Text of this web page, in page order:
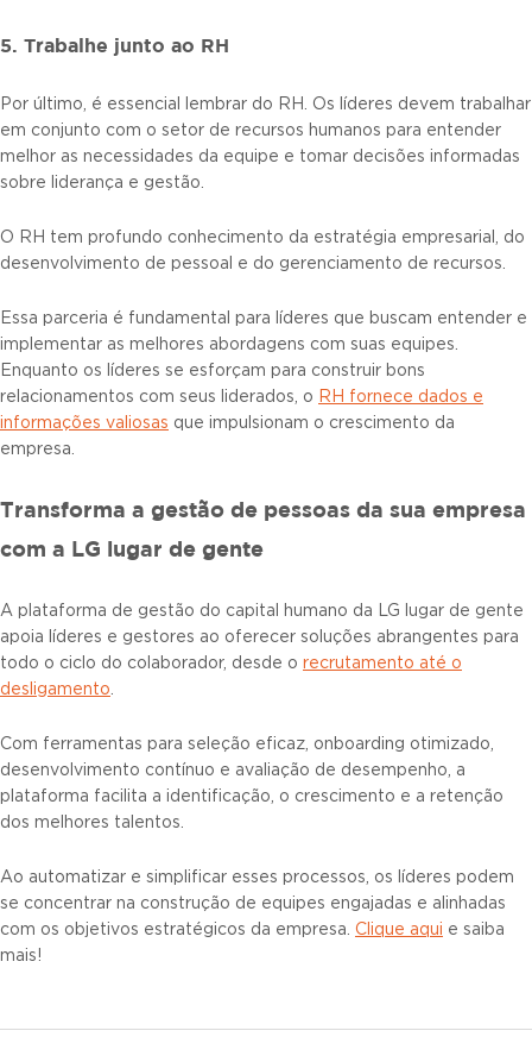
5. Trabalhe junto ao RH
Por último, é essencial lembrar do RH. Os líderes devem trabalhar
em conjunto com o setor de recursos humanos para entender
melhor as necessidades da equipe e tomar decisões informadas
sobre liderança e gestão.
O RH tem profundo conhecimento da estratégia empresarial, do
desenvolvimento de pessoal e do gerenciamento de recursos.
Essa parceria é fundamental para líderes que buscam entender e
implementar as melhores abordagens com suas equipes.
Enquanto os líderes se esforçam para construir bons
relacionamentos com seus liderados, o RH fornece dados e
informações valiosas que impulsionam o crescimento da
empresa.
Transforma a gestão de pessoas da sua empresa
com a LG lugar de gente
A plataforma de gestão do capital humano da LG lugar de gente
apoia líderes e gestores ao oferecer soluções abrangentes para
todo o ciclo do colaborador, desde o recrutamento até o
desligamento.
Com ferramentas para seleção eficaz, onboarding otimizado,
desenvolvimento contínuo e avaliação de desempenho, a
plataforma facilita a identificação, o crescimento e a retenção
dos melhores talentos.
Ao automatizar e simplificar esses processos, os líderes podem
se concentrar na construção de equipes engajadas e alinhadas
com os objetivos estratégicos da empresa. Clique aqui e saiba
mais!